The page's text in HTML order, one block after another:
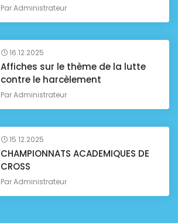
ParAdministrateur
16.12.2025
Affiches sur le thème de la lutte
contre le harcèlement
ParAdministrateur
15.12.2025
CHAMPIONNATS ACADEMIQUES DE
CROSS
ParAdministrateur